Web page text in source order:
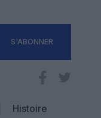
S'ABONNER
Histoire